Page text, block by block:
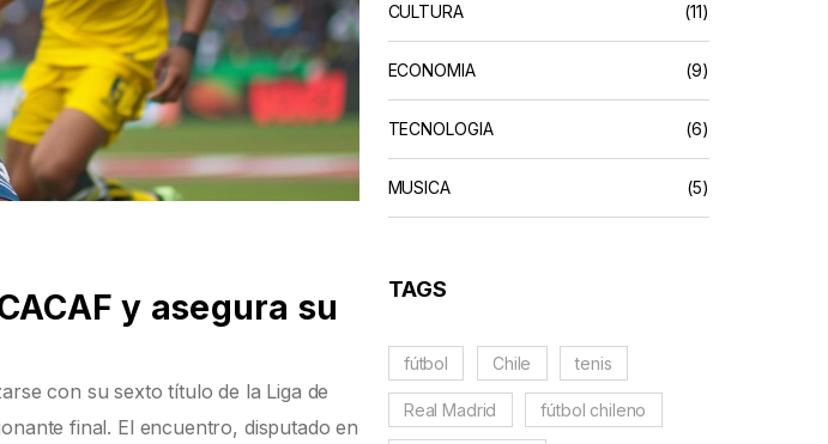
y asegura su
con su sexto título de la Liga de
final. El encuentro, disputado en
CULTURA (11)
ECONOMIA (9)
TECNOLOGIA (6)
MUSICA (5)
TAGS
fútbol Chile tenis
Real Madrid fútbol chileno